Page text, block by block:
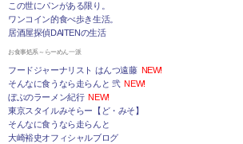
この世にパンがある限り。
ワンコイン的食べ歩き生活。
居酒屋探偵DAITENの生活
お食事処系～らーめん一派
フードジャーナリスト はんつ遠藤 NEW!
そんなに食うなら走らんと 弐 NEW!
ぼぶのラーメン紀行 NEW!
東京スタイルみそらー【ど・みそ】
そんなに食うなら走らんと
大崎裕史オフィシャルブログ